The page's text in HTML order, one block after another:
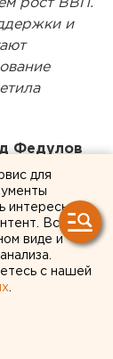
рост ВВП.
и
Федулов
малого
тыс.
свой
которые
и обувь. А
для
интересы
Вся
виде и
с нашей